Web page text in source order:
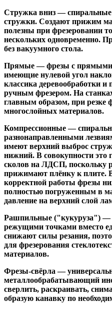
Стружка вниз—
стружки. Создают прижим
полезны при фрезеровании
нескольких одновременно.
без вакуумного стола.
Прямые— фрезы с
имеющие нулевой угол
классика деревообработки
ручным фрезером. На
главным образом, при резке
многослойных материалов.
Компрессионные—
разнонаправленными
имеют верхний выброс
нижний. В совокупности это
сколов на ЛДСП, поскольку
прижимают плёнку к плите.
корректной работы фрезы
полностью погруженным в
давление на верхний слой
Рашпильные ("кукуруза")—
режущими точками вместо
снижают силы резания,
для фрезерования
материалов.
Фрезы-свёрла —
металлообрабатывающий
сверлить, раскраивать,
образую канавку по